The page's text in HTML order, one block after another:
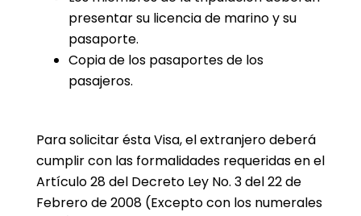
presentar su licencia de marino y su
pasaporte.
Copia de los pasaportes de los
pasajeros.
Para solicitar ésta Visa, el extranjero deberá
cumplir con las formalidades requeridas en el
Artículo 28 del Decreto Ley No. 3 del 22 de
Febrero de 2008 (Excepto con los numerales